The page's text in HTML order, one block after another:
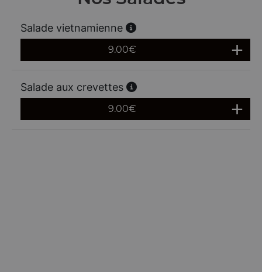
Salade vietnamienne
9.00€
Salade aux crevettes
9.00€